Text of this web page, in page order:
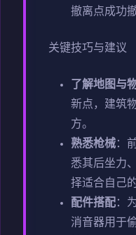
撤离点成功
关键技巧与建议
了解地图与
新点，建筑
方。
熟悉枪械：
悉其后坐力
择适合自己
配件搭配：
消音器用于